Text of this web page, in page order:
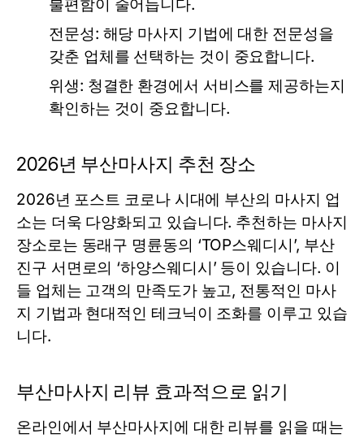
불편함이 줄어듭니다.
전문성: 해당 마사지 기법에 대한 전문성을
갖춘 업체를 선택하는 것이 중요합니다.
위생: 청결한 환경에서 서비스를 제공하는지
확인하는 것이 중요합니다.
2026년 부산마사지 추천 장소
2026년 포스트 코로나 시대에 부산의 마사지 업
소는 더욱 다양화되고 있습니다. 추천하는 마사지
장소로는 동래구 명륜동의 ‘TOP스웨디시’, 부산
진구 서면로의 ‘하양스웨디시’ 등이 있습니다. 이
들 업체는 고객의 만족도가 높고, 전통적인 마사
지 기법과 현대적인 테크닉이 조화를 이루고 있습
니다.
부산마사지 리뷰 효과적으로 읽기
온라인에서 부산마사지에 대한 리뷰를 읽을 때는